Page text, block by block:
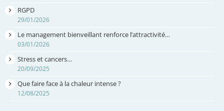
RGPD
29/01/2026
Le management bienveillant renforce l’attractivité…
03/01/2026
Stress et cancers…
20/09/2025
Que faire face à la chaleur intense ?
12/08/2025